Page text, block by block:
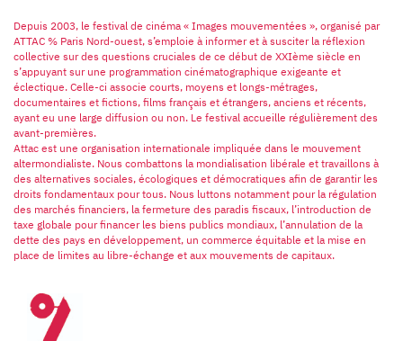
Depuis 2003, le festival de cinéma « Images mouvementées », organisé par
ATTAC % Paris Nord-ouest, s’emploie à informer et à susciter la réflexion
collective sur des questions cruciales de ce début de XXIème siècle en
s’appuyant sur une programmation cinématographique exigeante et
éclectique. Celle-ci associe courts, moyens et longs-métrages,
documentaires et fictions, films français et étrangers, anciens et récents,
ayant eu une large diffusion ou non. Le festival accueille régulièrement des
avant-premières.
Attac est une organisation internationale impliquée dans le mouvement
altermondialiste. Nous combattons la mondialisation libérale et travaillons à
des alternatives sociales, écologiques et démocratiques afin de garantir les
droits fondamentaux pour tous. Nous luttons notamment pour la régulation
des marchés financiers, la fermeture des paradis fiscaux, l’introduction de
taxe globale pour financer les biens publics mondiaux, l’annulation de la
dette des pays en développement, un commerce équitable et la mise en
place de limites au libre-échange et aux mouvements de capitaux.